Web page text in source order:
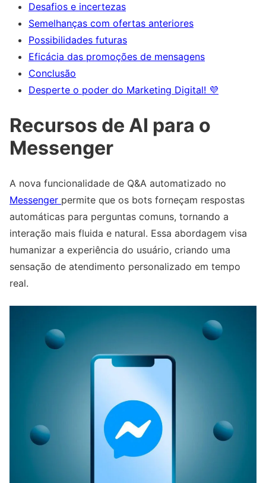
Desafios e incertezas
Semelhanças com ofertas anteriores
Possibilidades futuras
Eficácia das promoções de mensagens
Conclusão
Desperte o poder do Marketing Digital! 💜
Recursos de AI para o
Messenger
A nova funcionalidade de Q&A automatizado no
Messenger permite que os bots forneçam respostas
automáticas para perguntas comuns, tornando a
interação mais fluida e natural. Essa abordagem visa
humanizar a experiência do usuário, criando uma
sensação de atendimento personalizado em tempo
real.